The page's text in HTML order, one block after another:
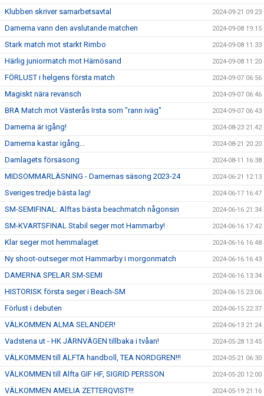
Klubben skriver samarbetsavtal 2024-09-21 09:23
Damerna vann den avslutande matchen 2024-09-08 19:15
Stark match mot starkt Rimbo 2024-09-08 11:33
Härlig juniormatch mot Härnösand 2024-09-08 11:20
FÖRLUST i helgens första match 2024-09-07 06:56
Magiskt nära revansch 2024-09-07 06:46
BRA Match mot Västerås Irsta som "rann iväg" 2024-09-07 06:43
Damerna är igång! 2024-08-23 21:42
Damerna kastar igång... 2024-08-21 20:20
Damlagets försäsong 2024-08-11 16:38
MIDSOMMARLÄSNING - Damernas säsong 2023-24 2024-06-21 12:13
Sveriges tredje bästa lag! 2024-06-17 16:47
SM-SEMIFINAL: Alftas bästa beachmatch någonsin 2024-06-16 21:34
SM-KVARTSFINAL Stabil seger mot Hammarby! 2024-06-16 17:42
Klar seger mot hemmalaget 2024-06-16 16:48
Ny shoot-outseger mot Hammarby i morgonmatch 2024-06-16 16:43
DAMERNA SPELAR SM-SEMI 2024-06-16 13:34
HISTORISK första seger i Beach-SM 2024-06-15 23:06
Förlust i debuten 2024-06-15 22:37
VÄLKOMMEN ALMA SELANDER! 2024-06-13 21:24
Vadstena ut - HK JÄRNVÄGEN tillbaka i tvåan! 2024-05-28 13:45
VÄLKOMMEN till ALFTA handboll, TEA NORDGREN!!! 2024-05-21 06:30
VÄLKOMMEN till Alfta GIF HF, SIGRID PERSSON 2024-05-20 12:00
VÄLKOMMEN AMELIA ZETTERQVIST!!! 2024-05-19 21:16